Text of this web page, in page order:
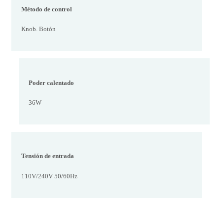
Método de control
Knob. Botón
Poder calentado
36W
Tensión de entrada
110V/240V 50/60Hz